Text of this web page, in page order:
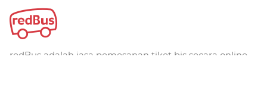
redBus adalah jasa pemesanan tiket bis secara online